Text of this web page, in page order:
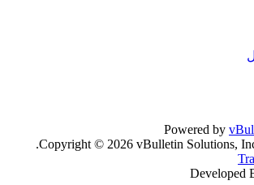
Powered by
Copyright © 2026 vBulletin Solutions,
Developed